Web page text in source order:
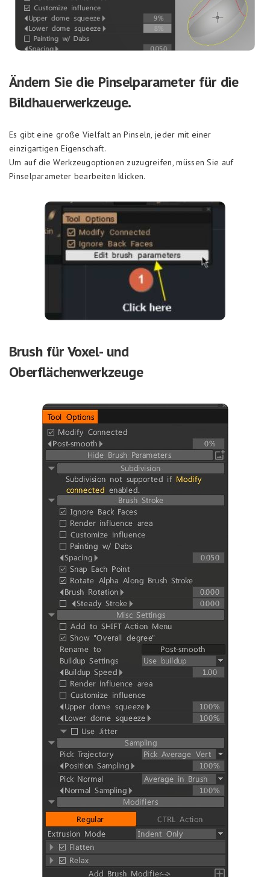
Ändern Sie die Pinselparameter für die
Bildhauerwerkzeuge.
Es gibt eine große Vielfalt an Pinseln, jeder mit einer
einzigartigen Eigenschaft.
Um auf die Werkzeugoptionen zuzugreifen, müssen Sie auf
Pinselparameter bearbeiten klicken.
Brush für Voxel- und
Oberflächenwerkzeuge